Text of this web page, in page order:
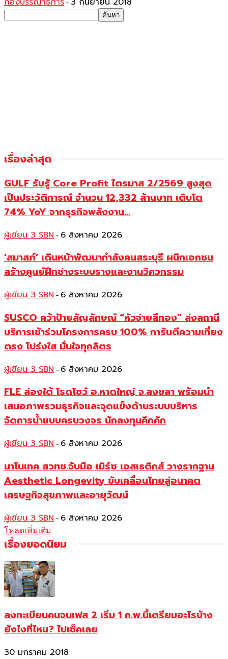
-
เรื่องล่าสุด
GULF รับรู้ Core Profit ไตรมาส 2/2569 สูงสุด
เป็นประวัติการณ์ จำนวน 12,332 ล้านบาท เติบโต
74% YoY จากธุรกิจพลังงาน...
ผู้เขียน 3 SBN - 6 สิงหาคม 2026
‘สมาสภ์’ เดินหน้าพัฒนากำลังคนสระบุรี ผนึกเอกชน
สร้างศูนย์ฝึกช่างระบบรางและงานวิศวกรรม
ผู้เขียน 3 SBN - 6 สิงหาคม 2026
SUSCO คว้าป้ายสัญลักษณ์ “หัวจ่ายสีทอง” ส่งสถานี
บริการเข้าร่วมโครงการครบ 100% การันตีความเที่ยง
ตรง โปร่งใส มั่นใจทุกลิตร
ผู้เขียน 3 SBN - 6 สิงหาคม 2026
FLE ล่องใต้ โรดโชว์ อ.หาดใหญ่ จ.สงขลา พร้อมนำ
เสนอภาพรวมธุรกิจและจุดแข็งด้านระบบบริหาร
จัดการน้ำแบบครบวงจร นักลงทุนคึกคัก
ผู้เขียน 3 SBN - 6 สิงหาคม 2026
นาโนเทค สวทช.จับมือ เมิร์ซ เอสเธติกส์ วางรากฐาน
Aesthetic Longevity ขับเคลื่อนไทยสู่อนาคต
เศรษฐกิจสุขภาพและอายุวัฒน์
ผู้เขียน 3 SBN - 6 สิงหาคม 2026
โหลดเพิ่มเติม
เรื่องยอดนิยม
ลงทะเบียนคนจนเฟส 2 เริ่ม 1 ก.พ.นี้เตรียมอะไรบ้าง
ยังไงที่ไหน? ไปเช็คเลย
30 มกราคม 2018